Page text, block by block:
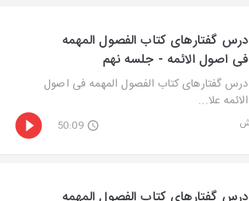
درس گفتارهای کتاب الفصول المهمه
فی اصول الائمه - جلسه نهم
درس گفتارهای کتاب الفصول المهمه فی اصول
الائمه علا...
50:09